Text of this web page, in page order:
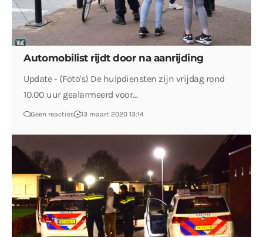
Automobilist rijdt door na aanrijding
Update - (Foto's) De hulpdiensten zijn vrijdag rond
10.00 uur gealarmeerd voor…
Geen reacties 13 maart 2020 13:14